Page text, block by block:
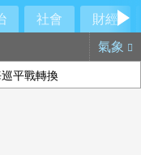
社會
財經
氣象
平戰轉換